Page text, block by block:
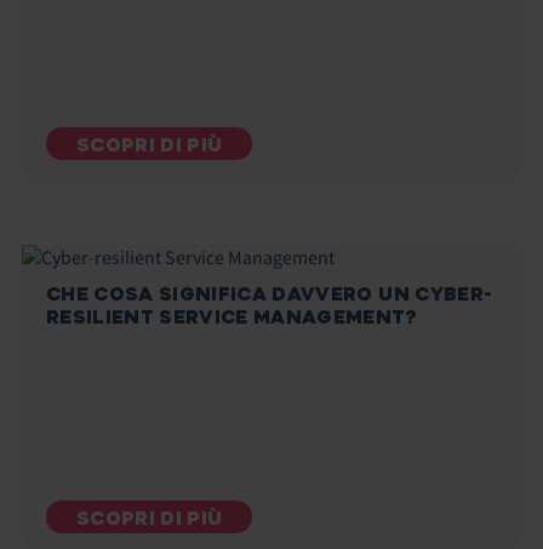
SCOPRI DI PIÙ
CHE COSA SIGNIFICA DAVVERO UN CYBER-
RESILIENT SERVICE MANAGEMENT?
SCOPRI DI PIÙ